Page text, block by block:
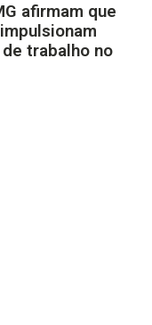
afirmam que
trabalho no